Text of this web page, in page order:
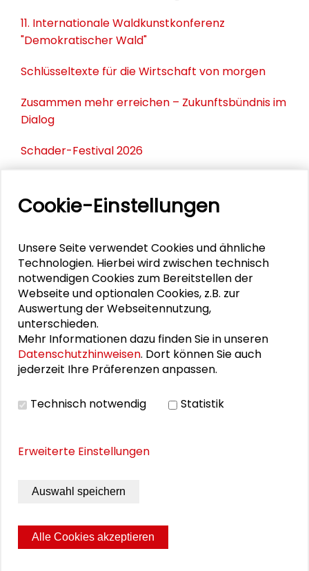
11. Internationale Waldkunstkonferenz
"Demokratischer Wald"
Schlüsseltexte für die Wirtschaft von morgen
Zusammen mehr erreichen – Zukunftsbündnis im
Dialog
Schader-Festival 2026
Annette Kehnel
Hartmut Rosa
DOWNLOADS
Programm Abendveranstaltung
Bildergalerie
Cookie-Einstellungen
Unsere Seite verwendet Cookies und ähnliche
Technologien. Hierbei wird zwischen technisch
notwendigen Cookies zum Bereitstellen der
Webseite und optionalen Cookies, z.B. zur
Auswertung der Webseitennutzung,
unterschieden.
Mehr Informationen dazu finden Sie in unseren
Datenschutzhinweisen. Dort können Sie auch
jederzeit Ihre Präferenzen anpassen.
Technisch notwendig Statistik
Erweiterte Einstellungen
Auswahl speichern
Alle Cookies akzeptieren